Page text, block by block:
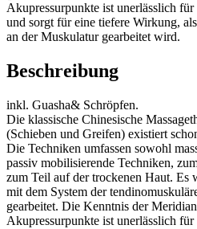
Akupressurpunkte ist unerlässlich für
und sorgt für eine tiefere Wirkung,
an der Muskulatur gearbeitet wird.
Beschreibung
inkl. Guasha& Schröpfen.
Die klassische Chinesische
(Schieben und Greifen) existiert
Die Techniken umfassen sowohl
passiv mobilisierende Techniken,
zum Teil auf der trockenen Haut. Es
mit dem System der
gearbeitet. Die Kenntnis der
Akupressurpunkte ist unerlässlich für